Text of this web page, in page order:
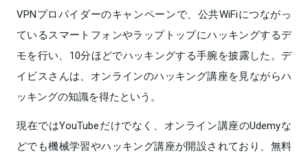
VPNプロバイダーのキャンペーンで、公共WiFiにつながっ
ているスマートフォンやラップトップにハッキングするデ
モを行い、10分ほどでハッキングする手腕を披露した。デ
イビスさんは、オンラインのハッキング講座を見ながらハ
ッキングの知識を得たという。
現在ではYouTubeだけでなく、オンライン講座のUdemyな
どでも機械学習やハッキング講座が開設されており、無料